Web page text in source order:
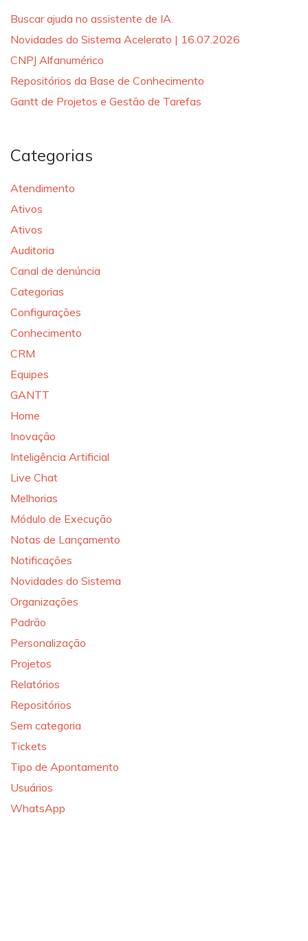
Buscar ajuda no assistente de IA.
Novidades do Sistema Acelerato | 16.07.2026
CNPJ Alfanumérico
Repositórios da Base de Conhecimento
Gantt de Projetos e Gestão de Tarefas
Categorias
Atendimento
Ativos
Ativos
Auditoria
Canal de denúncia
Categorias
Configurações
Conhecimento
CRM
Equipes
GANTT
Home
Inovação
Inteligência Artificial
Live Chat
Melhorias
Módulo de Execução
Notas de Lançamento
Notificações
Novidades do Sistema
Organizações
Padrão
Personalização
Projetos
Relatórios
Repositórios
Sem categoria
Tickets
Tipo de Apontamento
Usuários
WhatsApp